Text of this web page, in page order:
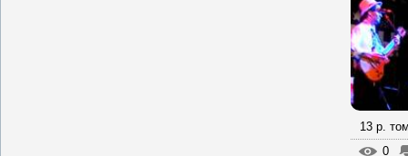
13 р.
0